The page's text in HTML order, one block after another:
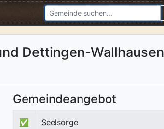
Dettingen-Wallhausen
Gemeindeangebot
✅ Seelsorge